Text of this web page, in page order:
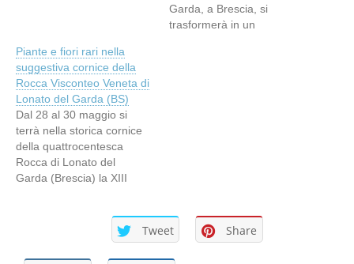
Garda, a Brescia, si
trasformerà in un
Piante e fiori rari nella
suggestiva cornice della
Rocca Visconteo Veneta di
Lonato del Garda (BS)
Dal 28 al 30 maggio si
terrà nella storica cornice
della quattrocentesca
Rocca di Lonato del
Garda (Brescia) la XIII
rassegna primaverile di
giardinaggio che negli […]
Tweet Share